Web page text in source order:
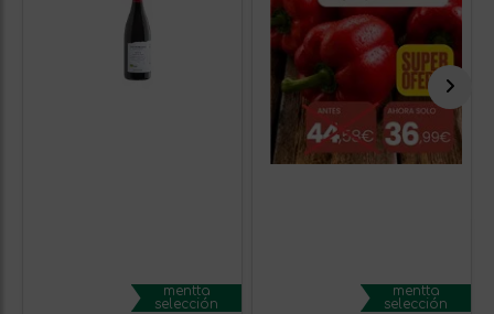
mentta
selección
mentta
selección